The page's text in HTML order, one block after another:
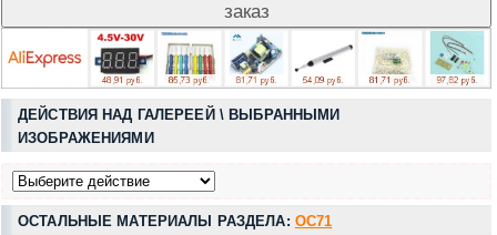
ДЕЙСТВИЯ НАД ГАЛЕРЕЕЙ \ ВЫБРАННЫМИ
ИЗОБРАЖЕНИЯМИ
ОСТАЛЬНЫЕ МАТЕРИАЛЫ РАЗДЕЛА: OC71